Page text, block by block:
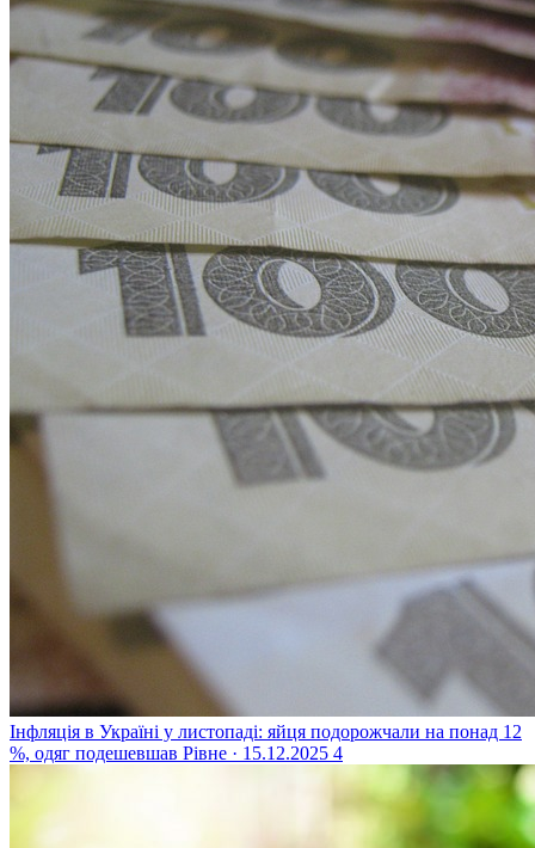
Інфляція в Україні у листопаді: яйця подорожчали на понад 12
%, одяг подешевшав Рівне · 15.12.2025 4